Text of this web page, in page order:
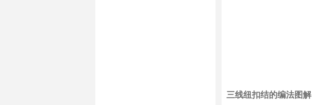
三线纽扣结的编法图解